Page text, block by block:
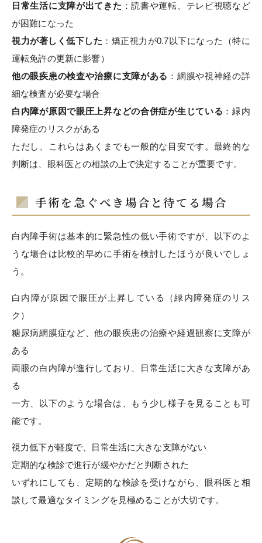
日常生活に支障が出てきた ：読書や運転、テレビ視聴など
が困難になった
視力が著しく低下した ：矯正視力が0.7以下になった（特に
運転免許の更新に影響）
他の眼疾患の検査や治療に支障がある ：網膜や視神経の詳
細な検査が必要な場合
白内障が原因で眼圧上昇などの合併症が生じている ：緑内
障発症のリスクがある
ただし、これらはあくまでも一般的な目安です。最終的な
判断は、眼科医との相談の上で決定することが重要です。
手術を急ぐべき場合と待てる場合
白内障手術は基本的に緊急性の低い手術ですが、以下のよ
うな場合は比較的早めに手術を検討したほうが良いでしょ
う。
白内障が原因で眼圧が上昇している（緑内障発症のリス
ク）
糖尿病網膜症など、他の眼疾患の治療や経過観察に支障が
ある
両眼の白内障が進行しており、日常生活に大きな支障があ
る
一方、以下のような場合は、もう少し様子を見ることも可
能です。
視力低下が軽度で、日常生活に大きな支障がない
定期的な検診で進行が緩やかだと判断された
いずれにしても、定期的な検診を受けながら、眼科医と相
談して最適なタイミングを見極めることが大切です。